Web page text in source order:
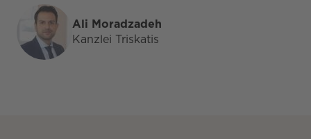
Ali Moradzadeh
Kanzlei Triskatis